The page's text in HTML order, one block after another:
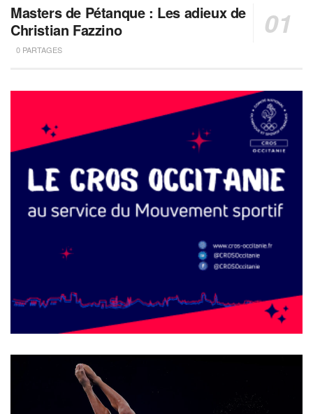
Masters de Pétanque : Les adieux de
Christian Fazzino
0 PARTAGES